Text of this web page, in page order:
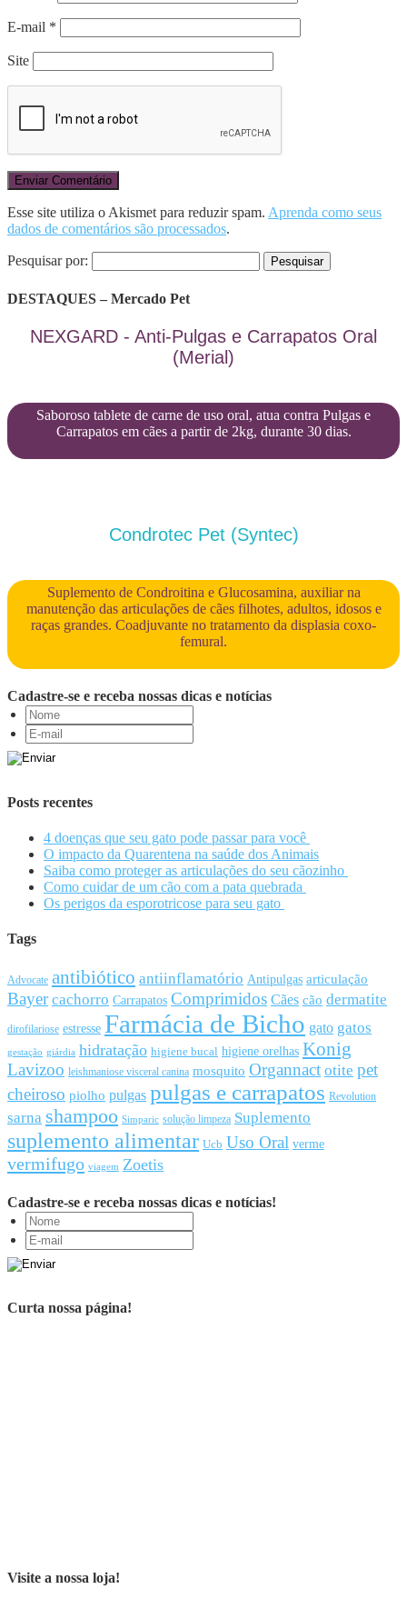
E-mail *
Site
Esse site utiliza o Akismet para reduzir spam. Aprenda como seus
dados de comentários são processados.
Pesquisar por:
DESTAQUES – Mercado Pet
NEXGARD - Anti-Pulgas e Carrapatos Oral
(Merial)
Saboroso tablete de carne de uso oral, atua contra Pulgas e
Carrapatos em cães a partir de 2kg, durante 30 dias.
Condrotec Pet (Syntec)
Suplemento de Condroitina e Glucosamina, auxiliar na
manutenção das articulações de cães filhotes, adultos, idosos e
raças grandes. Coadjuvante no tratamento da displasia coxo-
femural.
Cadastre-se e receba nossas dicas e notícias
Posts recentes
4 doenças que seu gato pode passar para você
O impacto da Quarentena na saúde dos Animais
Saiba como proteger as articulações do seu cãozinho
Como cuidar de um cão com a pata quebrada
Os perigos da esporotricose para seu gato
Tags
Advocate antibiótico antiinflamatório Antipulgas articulação
Bayer cachorro Carrapatos Comprimidos Cães cão dermatite
dirofilariose estresse Farmácia de Bicho gato gatos
gestação giárdia hidratação higiene bucal higiene orelhas Konig
Lavizoo leishmaniose visceral canina mosquito Organnact otite pet
cheiroso piolho pulgas pulgas e carrapatos Revolution
sarna shampoo Simparic solução limpeza Suplemento
suplemento alimentar Ucb Uso Oral verme
vermifugo viagem Zoetis
Cadastre-se e receba nossas dicas e notícias!
Curta nossa página!
Visite a nossa loja!